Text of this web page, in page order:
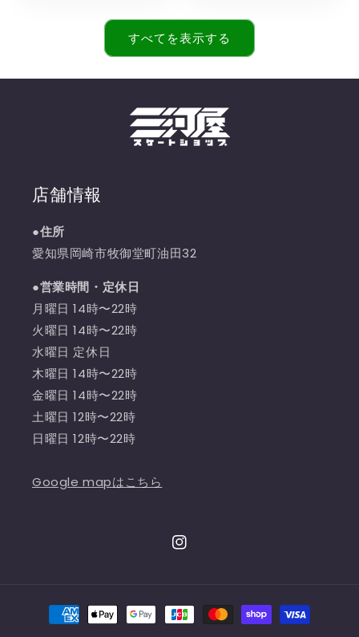
格
すべてを表示する
店舗情報
●住所
愛知県岡崎市牧御堂町油田32
●営業時間・定休日
月曜日 14時〜22時
火曜日 14時〜22時
水曜日 定休日
木曜日 14時〜22時
金曜日 14時〜22時
土曜日 12時〜22時
日曜日 12時〜22時
Google mapはこちら
Instagram
決
済